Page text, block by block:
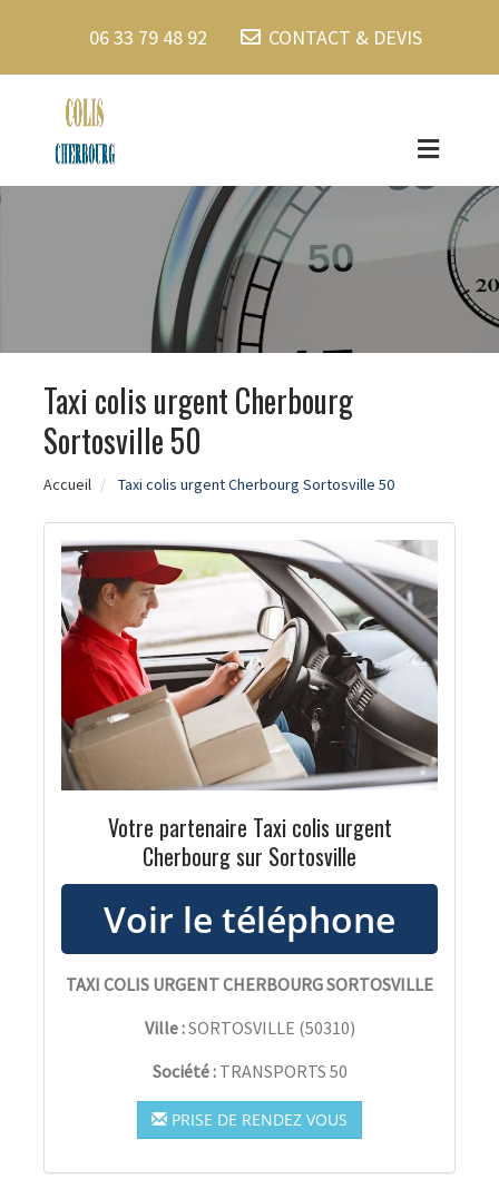
06 33 79 48 92 CONTACT & DEVIS
Taxi colis urgent Cherbourg
Sortosville 50
Accueil Taxi colis urgent Cherbourg Sortosville 50
Votre partenaire Taxi colis urgent
Cherbourg sur Sortosville
TAXI COLIS URGENT CHERBOURG SORTOSVILLE
Ville :SORTOSVILLE (50310)
Société : TRANSPORTS 50
PRISE DE RENDEZ VOUS